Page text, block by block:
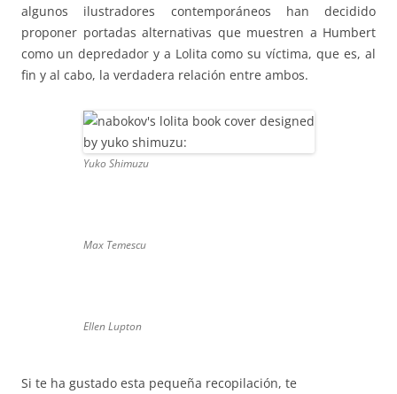
algunos ilustradores contemporáneos han decidido
proponer portadas alternativas que muestren a Humbert
como un depredador y a Lolita como su víctima, que es, al
fin y al cabo, la verdadera relación entre ambos.
Yuko Shimuzu
Max Temescu
Ellen Lupton
Si te ha gustado esta pequeña recopilación, te